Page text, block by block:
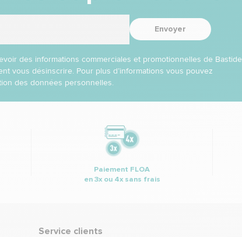
Envoyer
des informations commerciales et promotionnelles de Bastide
vous désinscrire. Pour plus d’informations vous pouvez
des données personnelles.
Paiement FLOA
en 3x ou 4x sans frais
Service clients